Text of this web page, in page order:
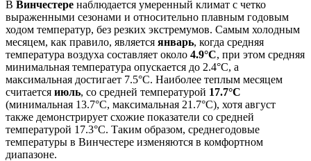
В Винчестере наблюдается умеренный климат с четко
выраженными сезонами и относительно плавным годовым
ходом температур, без резких экстремумов. Самым холодным
месяцем, как правило, является январь, когда средняя
температура воздуха составляет около 4.9°C, при этом средняя
минимальная температура опускается до 2.4°C, а
максимальная достигает 7.5°C. Наиболее теплым месяцем
считается июль, со средней температурой 17.7°C
(минимальная 13.7°C, максимальная 21.7°C), хотя август
также демонстрирует схожие показатели со средней
температурой 17.3°C. Таким образом, среднегодовые
температуры в Винчестере изменяются в комфортном
диапазоне.